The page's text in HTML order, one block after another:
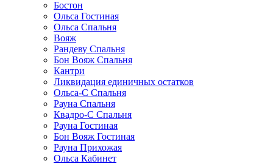
Бостон
Ольса Гостиная
Ольса Спальня
Вояж
Рандеву Спальня
Бон Вояж Спальня
Кантри
Ликвидация единичных остатков
Ольса-С Спальня
Рауна Спальня
Квадро-С Спальня
Рауна Гостиная
Бон Вояж Гостиная
Рауна Прихожая
Ольса Кабинет